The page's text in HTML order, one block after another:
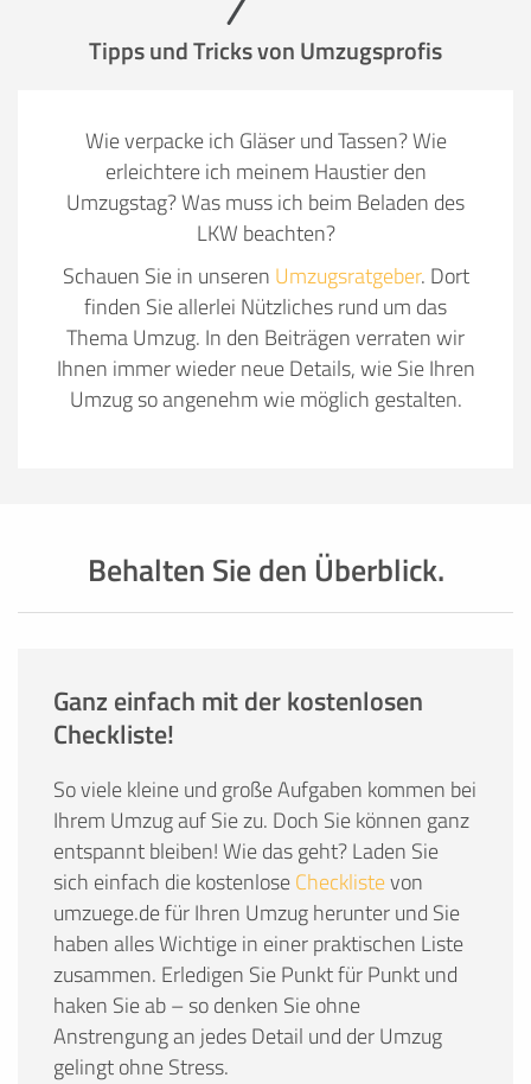
Tipps und Tricks von Umzugsprofis
Wie verpacke ich Gläser und Tassen? Wie
erleichtere ich meinem Haustier den
Umzugstag? Was muss ich beim Beladen des
LKW beachten?
Schauen Sie in unseren Umzugsratgeber. Dort
finden Sie allerlei Nützliches rund um das
Thema Umzug. In den Beiträgen verraten wir
Ihnen immer wieder neue Details, wie Sie Ihren
Umzug so angenehm wie möglich gestalten.
Behalten Sie den Überblick.
Ganz einfach mit der kostenlosen
Checkliste!
So viele kleine und große Aufgaben kommen bei
Ihrem Umzug auf Sie zu. Doch Sie können ganz
entspannt bleiben! Wie das geht? Laden Sie
sich einfach die kostenloseChecklistevon
umzuege.de für Ihren Umzug herunter und Sie
haben alles Wichtige in einer praktischen Liste
zusammen. Erledigen Sie Punkt für Punkt und
haken Sie ab – so denken Sie ohne
Anstrengung an jedes Detail und der Umzug
gelingt ohne Stress.